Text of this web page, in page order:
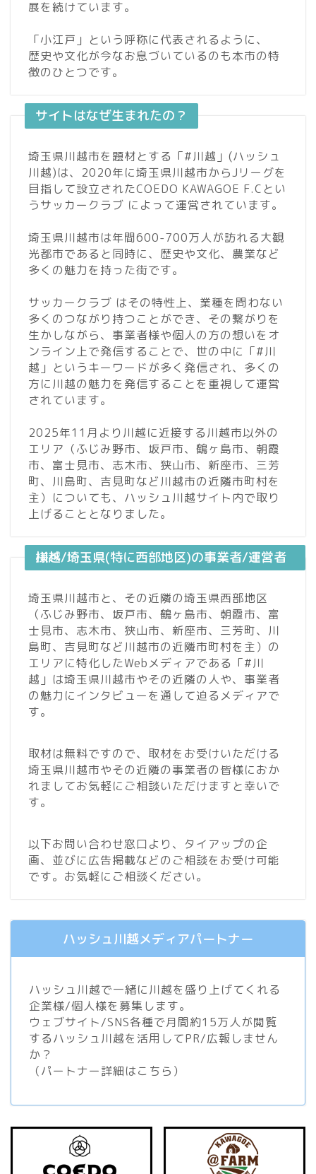
展を続けています。
「小江戸」という呼称に代表されるように、
歴史や文化が今なお息づいているのも本市の特
徴のひとつです。
サイトはなぜ生まれたの？
埼玉県川越市を題材とする「#川越」(ハッシュ
川越)は、2020年に埼玉県川越市からJリーグを
目指して設立されたCOEDO KAWAGOE F.Cとい
うサッカークラブ によって運営されています。
埼玉県川越市は年間600-700万人が訪れる大観
光都市であると同時に、歴史や文化、農業など
多くの魅力を持った街です。
サッカークラブ はその特性上、業種を問わない
多くのつながり持つことができ、その繋がりを
生かしながら、事業者様や個人の方の想いをオ
ンライン上で発信することで、世の中に「#川
越」というキーワードが多く発信され、多くの
方に川越の魅力を発信することを重視して運営
されています。
2025年11月より川越に近接する川越市以外の
エリア（ふじみ野市、坂戸市、鶴ヶ島市、朝霞
市、富士見市、志木市、狭山市、新座市、三芳
町、川島町、吉見町など川越市の近隣市町村を
主）についても、ハッシュ川越サイト内で取り
上げることとなりました。
川越/埼玉県(特に西部地区)の事業者/運営者様へ
埼玉県川越市と、その近隣の埼玉県西部地区
（ふじみ野市、坂戸市、鶴ヶ島市、朝霞市、富
士見市、志木市、狭山市、新座市、三芳町、川
島町、吉見町など川越市の近隣市町村を主）の
エリアに特化したWebメディアである「#川
越」は埼玉県川越市やその近隣の人や、事業者
の魅力にインタビューを通して迫るメディアで
す。
取材は無料ですので、取材をお受けいただける
埼玉県川越市やその近隣の事業者の皆様におか
れましてお気軽にご相談いただけますと幸いで
す。
以下お問い合わせ窓口より、タイアップの企
画、並びに広告掲載などのご相談をお受け可能
です。お気軽にご相談ください。
ハッシュ川越メディアパートナー
ハッシュ川越で一緒に川越を盛り上げてくれる
企業様/個人様を募集します。
ウェブサイト/SNS各種で月間約15万人が閲覧
するハッシュ川越を活用してPR/広報しません
か？
（パートナー詳細はこちら ）